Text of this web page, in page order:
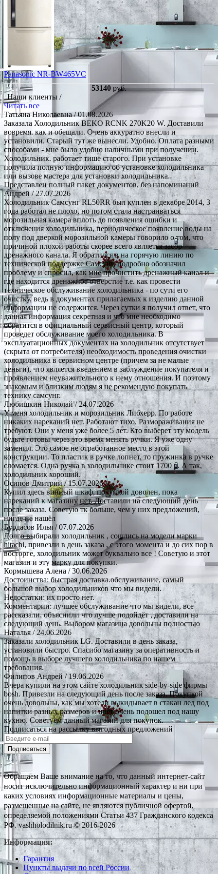
Panasonic NR-BW465VC
53140 руб.
Наши клиенты /
Читать все
Татьяна Николаевна/ 01.08.2026
Заказала Холодильник BEKO RCNK 270K20 W. Доставили
вовремя. как и обещали. Очень аккуратно внесли и
установили. Старый тут же вынесли. Удобно. Оплата разными
способами - мне было удобно наличными при получении.
Холодильник. работает тише старого. При установке
получила полную информацию об установке холодильника
или вызове мастера для установки холодильника.
Представлен полный пакет документов, без напоминаний
Андрей/ 27.07.2026
Холодильник Самсунг RL50RR был куплен в декабре 2014, 3
года работал не плохо, но потом стала настраиваться
морозильная камера вплоть до появления ошибки и
отключения холодильника, периодическое появление воды на
полу под дверкой морозильной камеры говорило о том, что
причиной плохой работы скорее всего является засор
дренажного канала. Я обратился в на горячую линию по
технической поддержке Самсунг, подробно обозначил
проблему и спросил, как мне прочистить дренажный канал и
где находится дренажное отверстие т.е. как провести
техническое обслуживание холодильника - по сути его
очистку, ведь в документах прилагаемых к изделию данной
информации не содержится. Через сутки я получил ответ, что
данная информация секретная и что мне необходимо
обратится в официальный сервисный центр, который
проведет обслуживание моего холодильника. В
эксплуатационных документах на холодильник отсутствует
(скрыта от потребителя) необходимость проведения очистки
холодильника в сервисном центре (причем за не малые
деньги), что является введением в заблуждение покупателя и
проявлением неуважительного к нему отношения. И поэтому
знакомым и близким людям я не рекомендую покупать
технику самсунг.
Любишкин Николай/ 24.07.2026
У меня холодильник и морозильник Либхерр. По работе
никаких нареканий нет. Работают тихо. Размораживания не
требуют. Они у меня уже более 5 лет. Кто выберет эту модель
будьте готовы через это время менять ручки. Я уже одну
заменил. Это самое не отработанное место в этой
конструкции. То пластик в ручке лопнет, то пружинка в ручке
сломается. Одна ручка в холодильнике стоит 1700 р. А так,
холодильник хороший.
Осипов Дмитрий/ 15.07.2026
Купил здесь винный шкаф, покупкой доволен, пока
нареканий к магазину нет. Доставили на следующий день
после заказа. Советую тк больше, чем у них предложений,
нигде не нашёл
Бурдасов Илья / 07.07.2026
Долго выбирали холодильник , сошлись на модели марки
hitachi, привезли в день заказа , с этого момента и до сих пор в
восторге, холодильник может буквально все ! Советую и этот
магазин и эту марку для покупки.
Кормышева Алена / 30.06.2026
Достоинства: быстрая доставка.обслуживание, самый
большой выбор холодильников что мы видели.
Недостатки: их просто нет.
Комментарии: лучшее обслуживание что мы видели, все
рассказали, объяснили что лучше подойдёт , доставили на
следующий день. Выбором магазина довольны полностью
Наталья/ 24.06.2026
Заказали холодильник LG. Доставили в день заказа,
установили быстро. Спасибо магазину за оперативность и
помощь в выборе лучшего холодильника по нашем
требования.
Филипов Андрей / 19.06.2026
Вчера купили на этом сайте холодильник side-by-side фирмы
bosh. Привезли на следующий день после заказа. Покупкой
очень довольны, как мы хотели выкидывает в стакан лед под
напитки разных размеров и цвет очень подошел под нашу
кухню. Советуем данный магазин для покупок.
Подписаться на рассылку выгодных предложений
Подписаться
Обращаем Ваше внимание на то, что данный интернет-сайт
носит исключительно информационный характер и ни при
каких условиях информационные материалы и цены,
размещенные на сайте, не являются публичной офертой,
определяемой положениями Статьи 437 Гражданского кодекса
РФ. vashholodilnik.ru © 2016-2026
Информация:
Гарантия
Пункты выдачи по всей России